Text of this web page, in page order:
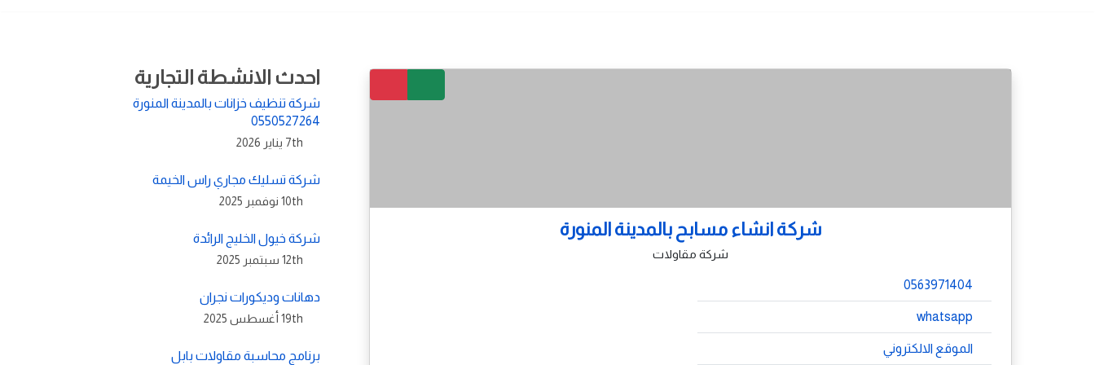
شركة انشاء مسابح بالمدينة المنورة
شركة مقاولات
0563971404
whatsapp
الموقع الالكتروني
احدث الانشطة التجارية
شركة تنظيف خزانات بالمدينة المنورة
0550527264
7th يناير 2026
شركة تسليك مجاري راس الخيمة
10th نوفمبر 2025
شركة خيول الخليج الرائدة
12th سبتمبر 2025
دهانات وديكورات نجران
19th أغسطس 2025
برنامج محاسبة مقاولات بابل